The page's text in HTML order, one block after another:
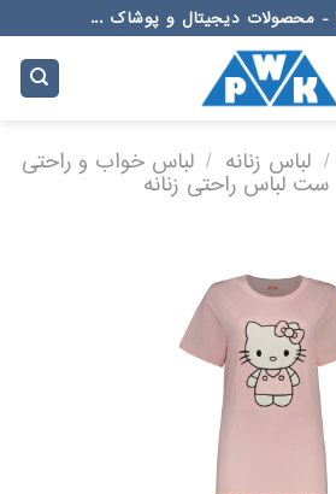
- محصولات دیجیتال و پوشاک ...
/ لباس زنانه / لباس خواب و راحتی
ست لباس راحتی زنانه